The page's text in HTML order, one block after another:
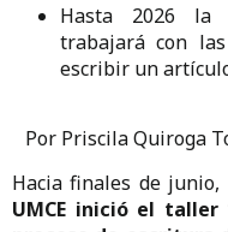
Hasta 2026 la
trabajará con
escribir un
Por Priscila Quiroga
Hacia finales de junio,
UMCE inició el taller